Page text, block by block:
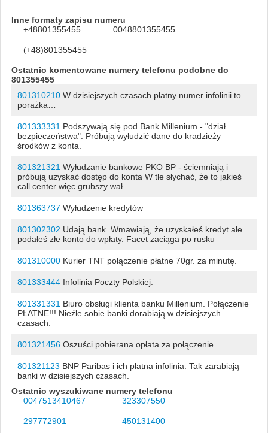
Inne formaty zapisu numeru
+48801355455
0048801355455
(+48)801355455
Ostatnio komentowane numery telefonu podobne do
801355455
801310210W dzisiejszych czasach płatny numer infolinii to
porażka…
801333331 Podszywają się pod Bank Millenium - "dział
bezpieczeństwa". Próbują wyłudzić dane do kradzieży
środków z konta.
801321321 Wyłudzanie bankowe PKO BP - ściemniają i
próbują uzyskać dostęp do konta W tle słychać, że to jakieś
call center więc grubszy wał
801363737 Wyłudzenie kredytów
801302302 Udają bank. Wmawiają, że uzyskałeś kredyt ale
podałeś złe konto do wpłaty. Facet zaciąga po rusku
801310000Kurier TNT połączenie płatne 70gr. za minutę.
801333444Infolinia Poczty Polskiej.
801331331 Biuro obsługi klienta banku Millenium. Połączenie
PŁATNE!!! Nieźle sobie banki dorabiają w dzisiejszych
czasach.
801321456Oszuści pobierana opłata za połączenie
801321123 BNP Paribas i ich płatna infolinia. Tak zarabiają
banki w dzisiejszych czasach.
Ostatnio wyszukiwane numery telefonu
0047513410467
323307550
297772901 450131400